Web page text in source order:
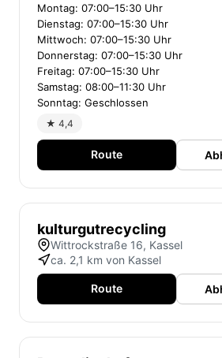
Montag: 07:00–15:30 Uhr
Dienstag: 07:00–15:30 Uhr
Mittwoch: 07:00–15:30 Uhr
Donnerstag: 07:00–15:30 Uhr
Freitag: 07:00–15:30 Uhr
Samstag: 08:00–11:30 Uhr
Sonntag: Geschlossen
★ 4,4
Route
kulturgutrecycling
Wittrockstraße 16, Kassel
ca. 2,1 km von Kassel
Route